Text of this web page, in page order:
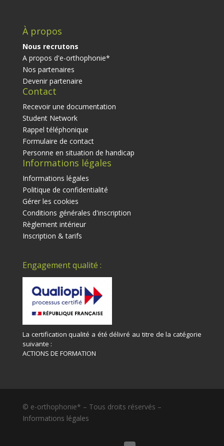
À propos
Nous recrutons
A propos d'e-orthophonie*
Nos partenaires
Devenir partenaire
Contact
Recevoir une documentation
Student Network
Rappel téléphonique
Formulaire de contact
Personne en situation de handicap
Informations légales
Informations légales
Politique de confidentialité
Gérer les cookies
Conditions générales d'inscription
Règlement intérieur
Inscription & tarifs
Engagement qualité :
La certification qualité a été délivré au titre de la catégorie
suivante :
ACTIONS DE FORMATION
© e-orthophonie* – Tous droits réservés –
Informations légales